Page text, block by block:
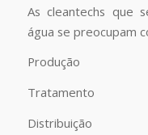
As cleantechs que
água se preocupam
Produção
Tratamento
Distribuição